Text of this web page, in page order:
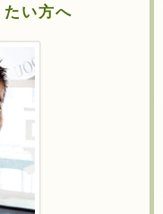
い方へ